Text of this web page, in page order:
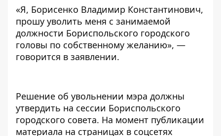
«Я, Борисенко Владимир Константинович,
прошу уволить меня с занимаемой
должности Бориспольского городского
головы по собственному желанию», —
говорится в заявлении.
Решение об увольнении мэра должны
утвердить на сессии Бориспольского
городского совета. На момент публикации
материала на страницах в соцсетях